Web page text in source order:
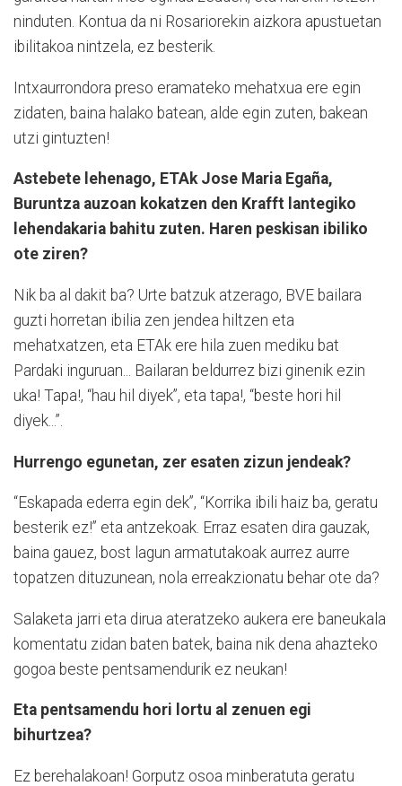
ninduten. Kontua da ni Rosariorekin aizkora apustuetan
ibilitakoa nintzela, ez besterik.
Intxaurrondora preso eramateko mehatxua ere egin
zidaten, baina halako batean, alde egin zuten, bakean
utzi gintuzten!
Astebete lehenago, ETAk Jose Maria Egaña,
Buruntza auzoan kokatzen den Krafft lantegiko
lehendakaria bahitu zuten. Haren peskisan ibiliko
ote ziren?
Nik ba al dakit ba? Urte batzuk atzerago, BVE bailara
guzti horretan ibilia zen jendea hiltzen eta
mehatxatzen, eta ETAk ere hila zuen mediku bat
Pardaki inguruan... Bailaran beldurrez bizi ginenik ezin
uka! Tapa!, “hau hil diyek”, eta tapa!, “beste hori hil
diyek...”.
Hurrengo egunetan, zer esaten zizun jendeak?
“Eskapada ederra egin dek”, “Korrika ibili haiz ba, geratu
besterik ez!” eta antzekoak. Erraz esaten dira gauzak,
baina gauez, bost lagun armatutakoak aurrez aurre
topatzen dituzunean, nola erreakzionatu behar ote da?
Salaketa jarri eta dirua ateratzeko aukera ere baneukala
komentatu zidan baten batek, baina nik dena ahazteko
gogoa beste pentsamendurik ez neukan!
Eta pentsamendu hori lortu al zenuen egi
bihurtzea?
Ez berehalakoan! Gorputz osoa minberatuta geratu